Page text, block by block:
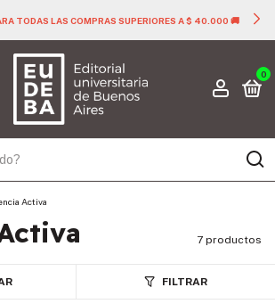
TODAS LAS COMPRAS SUPERIORES A $ 40.000 🚚
0
Activa
7 productos
FILTRAR